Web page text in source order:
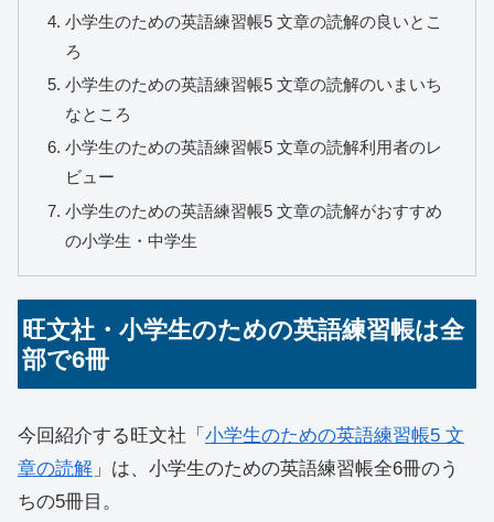
小学生のための英語練習帳5 文章の読解の良いとこ
ろ
小学生のための英語練習帳5 文章の読解のいまいち
なところ
小学生のための英語練習帳5 文章の読解利用者のレ
ビュー
小学生のための英語練習帳5 文章の読解がおすすめ
の小学生・中学生
旺文社・小学生のための英語練習帳は全
部で6冊
今回紹介する旺文社「 小学生のための英語練習帳5 文
章の読解 」は、小学生のための英語練習帳全6冊のう
ちの5冊目。